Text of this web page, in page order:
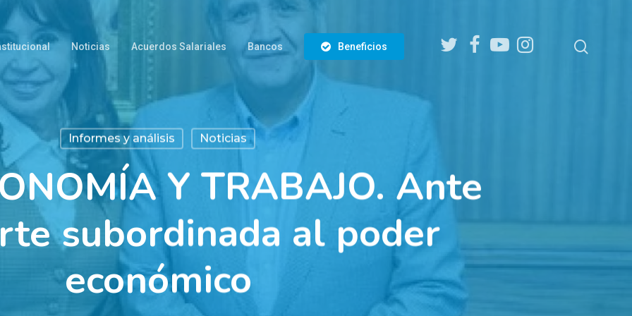
Noticias Acuerdos Salariales Bancos Beneficios
twitter facebookyoutubeinstagram
Informes y análisis Noticias
Y TRABAJO. Ante
subordinada al poder
económico